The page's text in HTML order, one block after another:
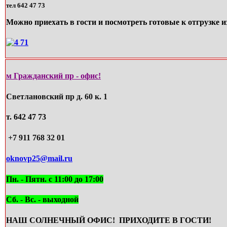
тел 642 47 73
Можно приехать в гости и посмотреть готовые к отгрузке
м Гражданский пр - офис!
Светлановский пр д. 60 к. 1
т. 642 47 73
+7 911 768 32 01
oknovp25@mail.ru
Пн. - Пятн. с 11:00 до 17:00
Сб. - Вс. - выходной
НАШ СОЛНЕЧНЫЙ ОФИС! ПРИХОДИТЕ В ГОСТИ!